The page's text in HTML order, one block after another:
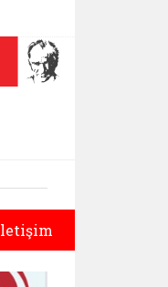
açılır)